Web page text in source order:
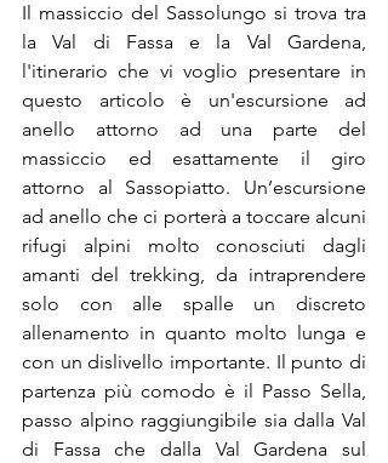
Il massiccio del Sassolungo si trova tra
la Val di Fassa e la Val Gardena,
l'itinerario che vi voglio presentare in
questo articolo è un'escursione ad
anello attorno ad una parte del
massiccio ed esattamente il giro
attorno al Sassopiatto. Un’escursione
ad anello che ci porterà a toccare alcuni
rifugi alpini molto conosciuti dagli
amanti del trekking, da intraprendere
solo con alle spalle un discreto
allenamento in quanto molto lunga e
con un dislivello importante. Il punto di
partenza più comodo è il Passo Sella,
passo alpino raggiungibile sia dalla Val
di Fassa che dalla Val Gardena sul